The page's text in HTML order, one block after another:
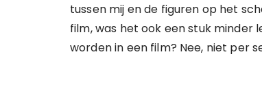
tussen mij en de figuren op het
film, was het ook een stuk minder
worden in een film? Nee, niet per